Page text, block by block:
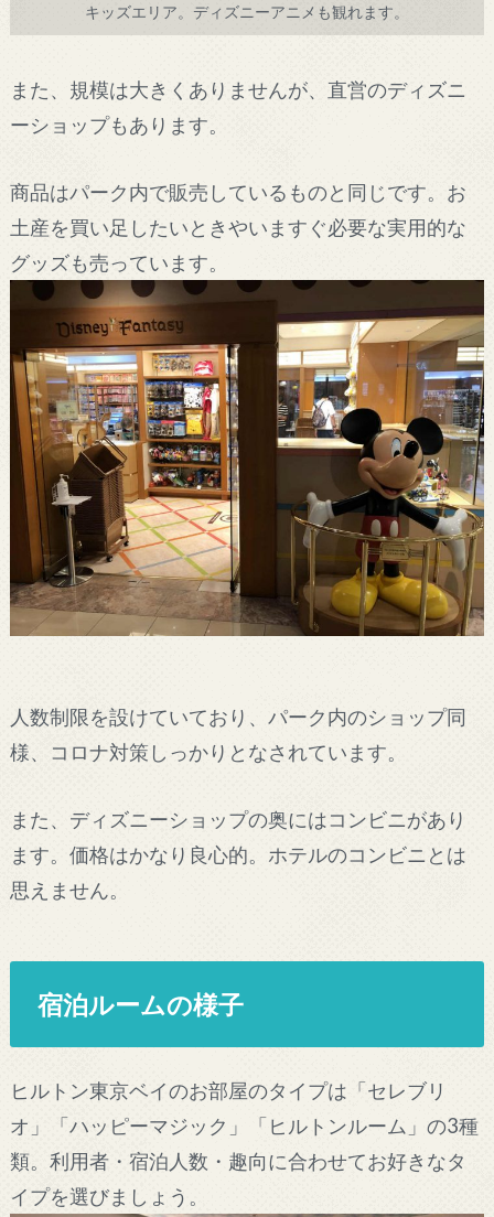
キッズエリア。ディズニーアニメも観れます。
また、規模は大きくありませんが、直営のディズニ
ーショップもあります。
商品はパーク内で販売しているものと同じです。お
土産を買い足したいときやいますぐ必要な実用的な
グッズも売っています。
人数制限を設けていており、パーク内のショップ同
様、コロナ対策しっかりとなされています。
また、ディズニーショップの奥にはコンビニがあり
ます。価格はかなり良心的。ホテルのコンビニとは
思えません。
宿泊ルームの様子
ヒルトン東京ベイのお部屋のタイプは「セレブリ
オ」「ハッピーマジック」「ヒルトンルーム」の3種
類。利用者・宿泊人数・趣向に合わせてお好きなタ
イプを選びましょう。